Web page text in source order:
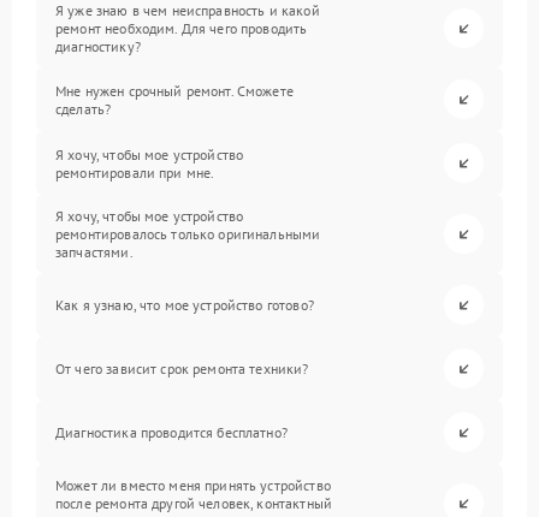
Я уже знаю в чем неисправность и какой
ремонт необходим. Для чего проводить
диагностику?
Мне нужен срочный ремонт. Сможете
сделать?
Я хочу, чтобы мое устройство
ремонтировали при мне.
Я хочу, чтобы мое устройство
ремонтировалось только оригинальными
запчастями.
Как я узнаю, что мое устройство готово?
От чего зависит срок ремонта техники?
Диагностика проводится бесплатно?
Может ли вместо меня принять устройство
после ремонта другой человек, контактный